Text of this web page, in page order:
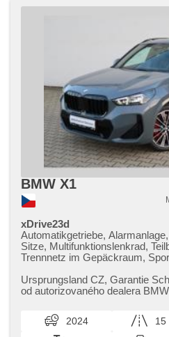
Bluetooth, El. Deckel des
mit Funkfernbedienung,
Lederpolsterung, ambientní
Sitze, El. einstellbare Sitze,
höheneinstellbare Fahrersitz,
Abnutzungssensor des
USB, AUX, Autoradio, digitální
Spiegel, Teilbare Rücksitzbank,
Heckscheibenwischer, Getönte
Längssitzvorschub, Garantie,
BMW X1
xDrive23d
Automatikgetriebe,
Sitze, Multifunktionslenkrad,
Trennnetz im Gepäckraum,
zatmavená zadní skla,
zařízení, bezklíčové
Steifheitsregelung, LED denní
Ursprungsland CZ,​ Garantie
od autorizovaného dealera BMW
2024 15